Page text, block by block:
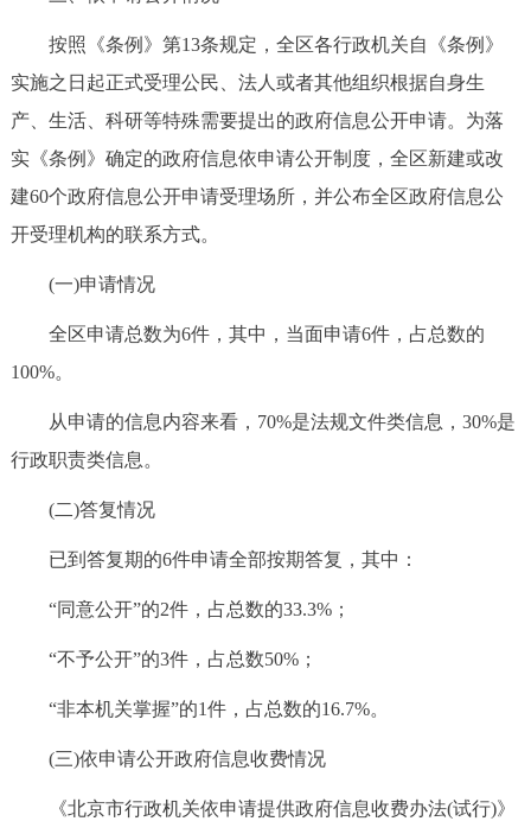
按照《条例》第13条规定，全区各行政机关自《条例》
实施之日起正式受理公民、法人或者其他组织根据自身生
产、生活、科研等特殊需要提出的政府信息公开申请。为落
实《条例》确定的政府信息依申请公开制度，全区新建或改
建60个政府信息公开申请受理场所，并公布全区政府信息公
开受理机构的联系方式。
(一)申请情况
全区申请总数为6件，其中，当面申请6件，占总数的
100%。
从申请的信息内容来看，70%是法规文件类信息，30%是
行政职责类信息。
(二)答复情况
已到答复期的6件申请全部按期答复，其中：
“同意公开”的2件，占总数的33.3%；
“不予公开”的3件，占总数50%；
“非本机关掌握”的1件，占总数的16.7%。
(三)依申请公开政府信息收费情况
《北京市行政机关依申请提供政府信息收费办法(试行)》